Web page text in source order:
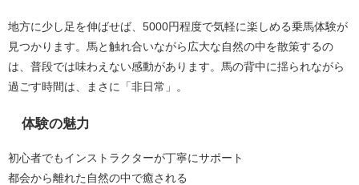
地方に少し足を伸ばせば、5000円程度で気軽に楽しめる乗馬体験が
見つかります。馬と触れ合いながら広大な自然の中を散策するの
は、普段では味わえない感動があります。馬の背中に揺られながら
過ごす時間は、まさに「非日常」。
体験の魅力
初心者でもインストラクターが丁寧にサポート
都会から離れた自然の中で癒される